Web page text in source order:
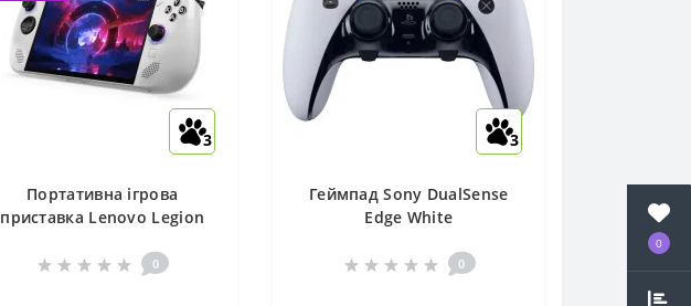
0
3
Портативна ігрова
приставка Lenovo Legion
White (83N60000US)
0
3
Геймпад Sony DualSense
Edge White
0